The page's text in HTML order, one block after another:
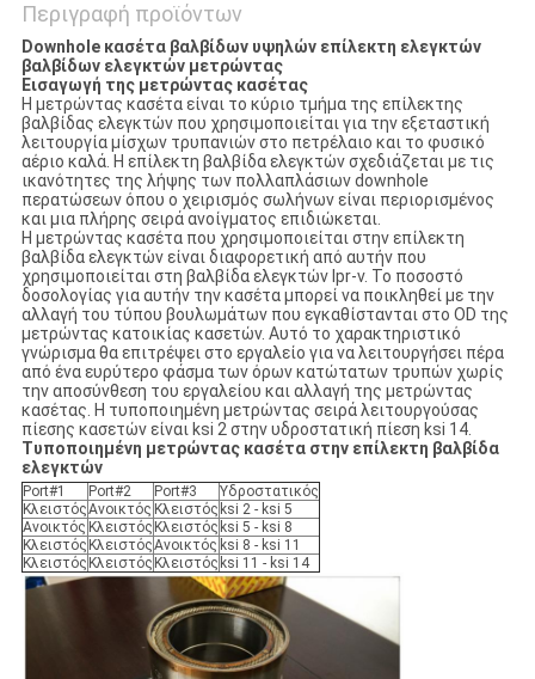
Περιγραφή προϊόντων
Downhole κασέτα βαλβίδων υψηλών επίλεκτη ελεγκτών
βαλβίδων ελεγκτών μετρώντας
Εισαγωγή της μετρώντας κασέτας
Η μετρώντας κασέτα είναι το κύριο τμήμα της επίλεκτης
βαλβίδας ελεγκτών που χρησιμοποιείται για την εξεταστική
λειτουργία μίσχων τρυπανιών στο πετρέλαιο και το φυσικό
αέριο καλά. Η επίλεκτη βαλβίδα ελεγκτών σχεδιάζεται με τις
ικανότητες της λήψης των πολλαπλάσιων downhole
περατώσεων όπου ο χειρισμός σωλήνων είναι περιορισμένος
και μια πλήρης σειρά ανοίγματος επιδιώκεται.
Η μετρώντας κασέτα που χρησιμοποιείται στην επίλεκτη
βαλβίδα ελεγκτών είναι διαφορετική από αυτήν που
χρησιμοποιείται στη βαλβίδα ελεγκτών lpr-ν. Το ποσοστό
δοσολογίας για αυτήν την κασέτα μπορεί να ποικληθεί με την
αλλαγή του τύπου βουλωμάτων που εγκαθίστανται στο OD της
μετρώντας κατοικίας κασετών. Αυτό το χαρακτηριστικό
γνώρισμα θα επιτρέψει στο εργαλείο για να λειτουργήσει πέρα
από ένα ευρύτερο φάσμα των όρων κατώτατων τρυπών χωρίς
την αποσύνθεση του εργαλείου και αλλαγή της μετρώντας
κασέτας. Η τυποποιημένη μετρώντας σειρά λειτουργούσας
πίεσης κασετών είναι ksi 2 στην υδροστατική πίεση ksi 14.
Τυποποιημένη μετρώντας κασέτα στην επίλεκτη βαλβίδα
ελεγκτών
Port#1 Port#2 Port#3
Υδροστατικός
ΚλειστόςΑνοικτός Κλειστός ksi 2 - ksi 5
Ανοικτός Κλειστός Κλειστός ksi 5 - ksi 8
Κλειστός ΚλειστόςΑνοικτός ksi 8 - ksi 11
Κλειστός Κλειστός Κλειστός ksi 11 - ksi 14